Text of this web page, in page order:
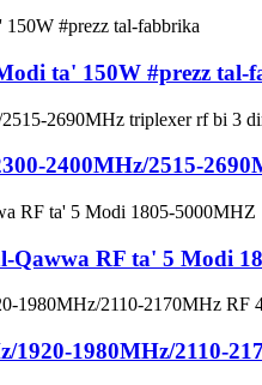
ta' 150W #prezz tal-
2400MHz/2515-
RF ta' 5 Modi
1920-1980MHz/2110-